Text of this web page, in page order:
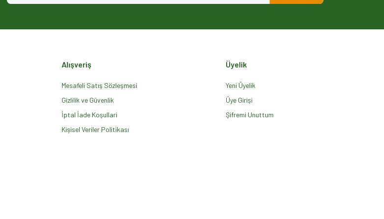
Gönder
Alışveriş
Mesafeli Satış Sözleşmesi
Gizlilik ve Güvenlik
İptal İade Koşullari
Kişisel Veriler Politikası
Üyelik
Yeni Üyelik
Üye Girişi
Şifremi Unuttum